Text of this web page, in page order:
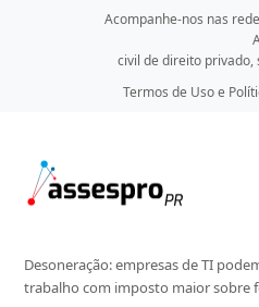
Acompanhe-nos nas
civil de direito privado,
Termos de Uso e
Desoneração: empresas de TI
trabalho com imposto maior sobre